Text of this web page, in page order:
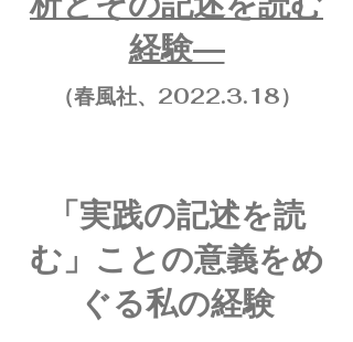
経験―
（春風社、2022.3.18）
「実践の記述を読
む」ことの意義をめ
ぐる私の経験